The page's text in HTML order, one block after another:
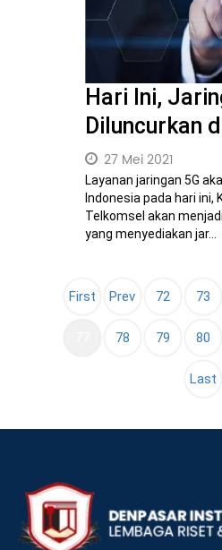
Hari Ini,
Diluncurkan
27 Mei 2021
Layanan jaringan 5G
Indonesia pada hari
Telkomsel akan
yang menyediakan jar...
First Prev 72 73
(current)
78 79 80
Last